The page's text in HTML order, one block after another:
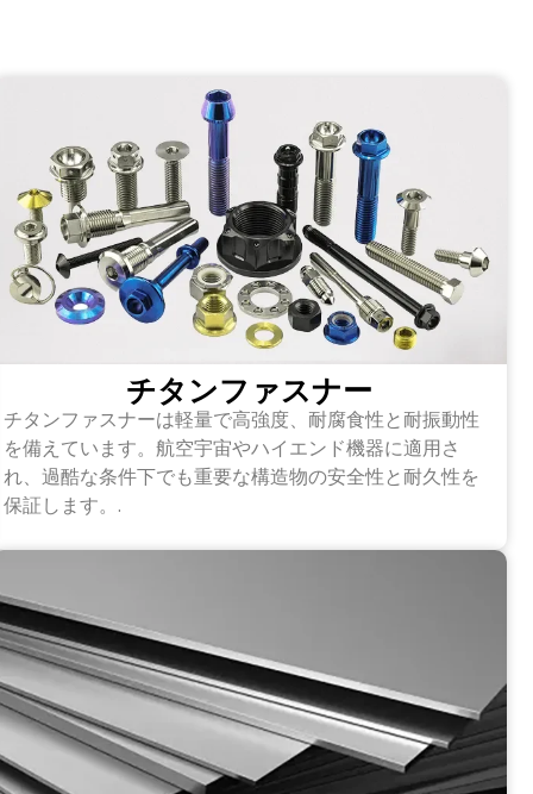
チタンファスナー
チタンファスナーは軽量で高強度、耐腐食性と耐振動性
を備えています。航空宇宙やハイエンド機器に適用さ
れ、過酷な条件下でも重要な構造物の安全性と耐久性を
保証します。.